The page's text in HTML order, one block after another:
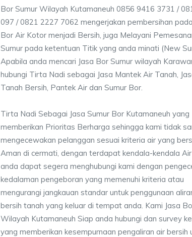
Bor Sumur Wilayah Kutamaneuh 0856 9416 3731 /
097 / 0821 2227 7062 mengerjakan pembersihan
Bor Air Kotor menjadi Bersih, juga Melayani
Sumur pada ketentuan Titik yang anda minati (New
Apabila anda mencari Jasa Bor Sumur wilayah
hubungi Tirta Nadi sebagai Jasa Mantek Air Tanah,
Tanah Bersih, Pantek Air dan Sumur Bor.
Tirta Nadi Sebagai Jasa Sumur Bor Kutamaneuh yang
memberikan Prioritas Berharga sehingga kami tidak
mengecewakan pelanggan sesuai kriteria air yang
Aman di cermati, dengan terdapat kendala-kendala
anda dapat segera menghubungi kami dengan
kedalaman pengeboran yang memenuhi kriteria atau
mengurangi jangkauan standar untuk penggunaan
bersih tanah yang keluar di tempat anda. Kami Jasa
Wilayah Kutamaneuh Siap anda hubungi dan survey
yang memberikan kesempurnaan pengaliran air bersih